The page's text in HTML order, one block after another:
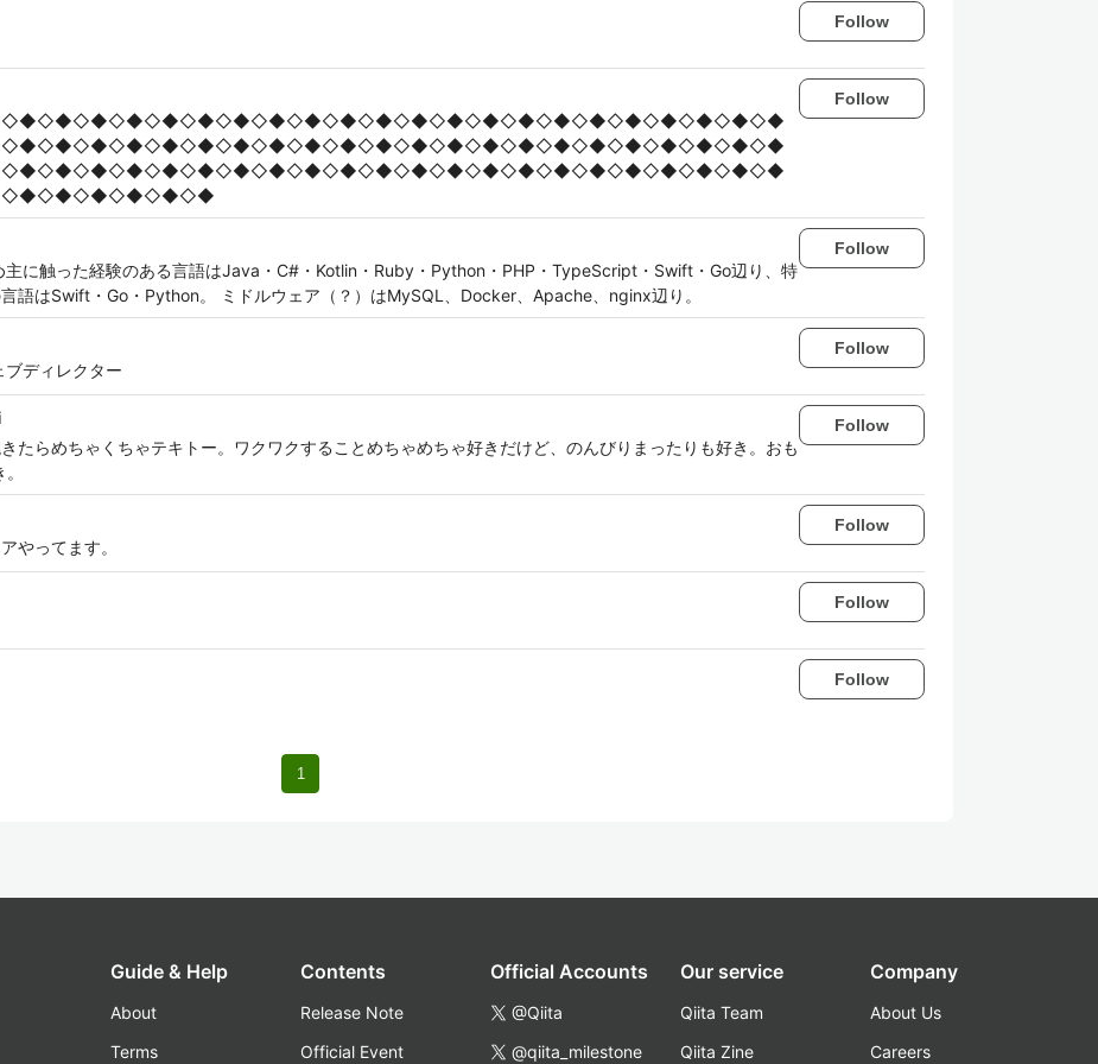
Follow
Follow
主に触った経験のある言語はJava・C#・Kotlin・Ruby・Python・PHP・TypeScript・Swift・Go辺り、特
語はSwift・Go・Python。 ミドルウェア（？）はMySQL、Docker、Apache、nginx辺り。
Follow
ディレクター
Follow
たらめちゃくちゃテキトー。ワクワクすることめちゃめちゃ好きだけど、のんびりまったりも好き。おも
Follow
やってます。
Follow
Follow
Follow
1
Guide & Help
About
Terms
Contents
Release Note
Official Event
Official Accounts
@Qiita
@qiita_milestone
Our service
Qiita Team
Qiita Zine
Company
About Us
Careers